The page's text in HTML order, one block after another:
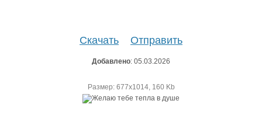
Скачать Отправить
Добавлено: 05.03.2026
Размер: 677х1014, 160 Kb